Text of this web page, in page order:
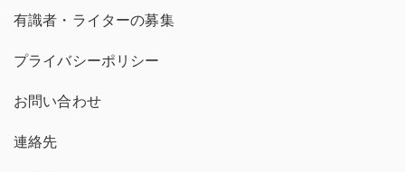
有識者・ライターの募集
プライバシーポリシー
お問い合わせ
連絡先